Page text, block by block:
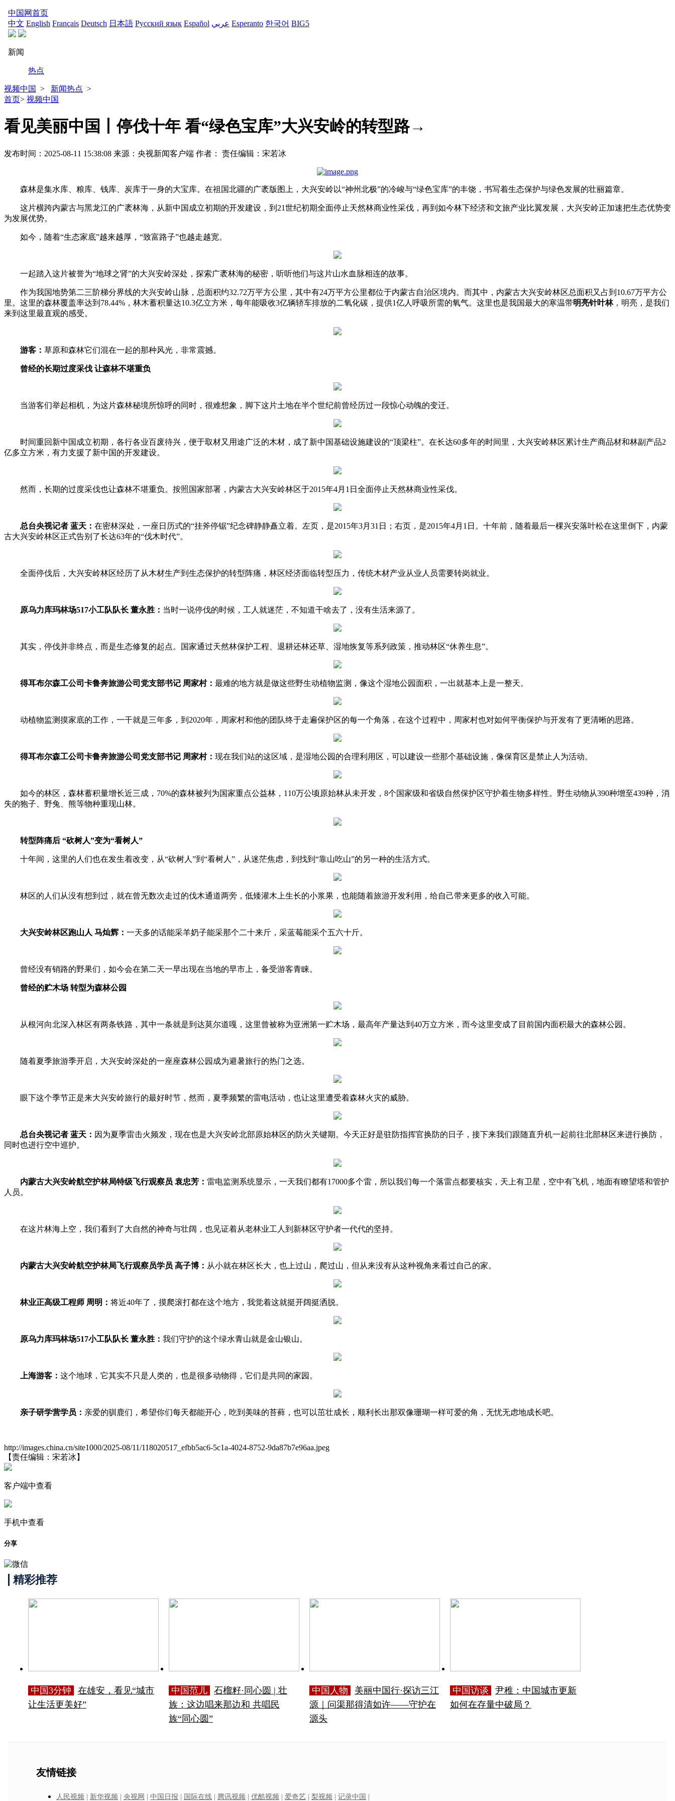
视频中国 > 新闻热点 >
首页> 视频中国
看见美丽中国丨停伐十年 看“绿色宝库”大兴安岭的转型路→
发布时间： 2025-08-11 15:38:08 来源：央视新闻客户端 作者： 责任编辑：宋若冰
森林是集水库、粮库、钱库、炭库于一身的大宝库。在祖国北疆的广袤版图上，大兴安岭以“神州北极”的冷峻与“绿色宝库”的丰饶，书写着生态保护与绿色发展的壮丽篇章。
这片横跨内蒙古与黑龙江的广袤林海，从新中国成立初期的开发建设，到21世纪初期全面停止天然林商业性采伐，再到如今林下经济和文旅产业比翼发展，大兴安岭正加速把生态优势变
为发展优势。
如今，随着“生态家底”越来越厚，“致富路子”也越走越宽。
一起踏入这片被誉为“地球之肾”的大兴安岭深处，探索广袤林海的秘密，听听他们与这片山水血脉相连的故事。
作为我国地势第二三阶梯分界线的大兴安岭山脉，总面积约32.72万平方公里，其中有24万平方公里都位于内蒙古自治区境内。而其中，内蒙古大兴安岭林区总面积又占到10.67万平方公
里。这里的森林覆盖率达到78.44%，林木蓄积量达10.3亿立方米，每年能吸收3亿辆轿车排放的二氧化碳，提供1亿人呼吸所需的氧气。这里也是我国最大的寒温带明亮针叶林，明亮，是我们
来到这里最直观的感受。
游客： 草原和森林它们混在一起的那种风光，非常震撼。
曾经的长期过度采伐 让森林不堪重负
当游客们举起相机，为这片森林秘境所惊呼的同时，很难想象，脚下这片土地在半个世纪前曾经历过一段惊心动魄的变迁。
时间重回新中国成立初期，各行各业百废待兴，便于取材又用途广泛的木材，成了新中国基础设施建设的“顶梁柱”。在长达60多年的时间里，大兴安岭林区累计生产商品材和林副产品2
亿多立方米，有力支援了新中国的开发建设。
然而，长期的过度采伐也让森林不堪重负。按照国家部署，内蒙古大兴安岭林区于2015年4月1日全面停止天然林商业性采伐。
总台央视记者 蓝天： 在密林深处，一座日历式的“挂斧停锯”纪念碑静静矗立着。左页，是2015年3月31日；右页，是2015年4月1日。十年前，随着最后一棵兴安落叶松在这里倒下，内蒙
古大兴安岭林区正式告别了长达63年的“伐木时代”。
全面停伐后，大兴安岭林区经历了从木材生产到生态保护的转型阵痛，林区经济面临转型压力，传统木材产业从业人员需要转岗就业。
原乌力库玛林场517小工队队长 董永胜： 当时一说停伐的时候，工人就迷茫，不知道干啥去了，没有生活来源了。
其实，停伐并非终点，而是生态修复的起点。国家通过天然林保护工程、退耕还林还草、湿地恢复等系列政策，推动林区“休养生息”。
得耳布尔森工公司卡鲁奔旅游公司党支部书记 周家村： 最难的地方就是做这些野生动植物监测，像这个湿地公园面积，一出就基本上是一整天。
动植物监测摸家底的工作，一干就是三年多，到2020年，周家村和他的团队终于走遍保护区的每一个角落，在这个过程中，周家村也对如何平衡保护与开发有了更清晰的思路。
得耳布尔森工公司卡鲁奔旅游公司党支部书记 周家村： 现在我们站的这区域，是湿地公园的合理利用区，可以建设一些那个基础设施，像保育区是禁止人为活动。
如今的林区，森林蓄积量增长近三成，70%的森林被列为国家重点公益林，110万公顷原始林从未开发，8个国家级和省级自然保护区守护着生物多样性。野生动物从390种增至439种，消
失的狍子、野兔、熊等物种重现山林。
转型阵痛后 “砍树人”变为“看树人”
十年间，这里的人们也在发生着改变，从“砍树人”到“看树人”，从迷茫焦虑，到找到“靠山吃山”的另一种的生活方式。
林区的人们从没有想到过，就在曾无数次走过的伐木通道两旁，低矮灌木上生长的小浆果，也能随着旅游开发利用，给自己带来更多的收入可能。
大兴安岭林区跑山人 马灿辉： 一天多的话能采羊奶子能采那个二十来斤，采蓝莓能采个五六十斤。
曾经没有销路的野果们，如今会在第二天一早出现在当地的早市上，备受游客青睐。
曾经的贮木场 转型为森林公园
从根河向北深入林区有两条铁路，其中一条就是到达莫尔道嘎，这里曾被称为亚洲第一贮木场，最高年产量达到40万立方米，而今这里变成了目前国内面积最大的森林公园。
随着夏季旅游季开启，大兴安岭深处的一座座森林公园成为避暑旅行的热门之选。
眼下这个季节正是来大兴安岭旅行的最好时节，然而，夏季频繁的雷电活动，也让这里遭受着森林火灾的威胁。
总台央视记者 蓝天： 因为夏季雷击火频发，现在也是大兴安岭北部原始林区的防火关键期。今天正好是驻防指挥官换防的日子，接下来我们跟随直升机一起前往北部林区来进行换防，
同时也进行空中巡护。
内蒙古大兴安岭航空护林局特级飞行观察员 袁忠芳： 雷电监测系统显示，一天我们都有17000多个雷，所以我们每一个落雷点都要核实，天上有卫星，空中有飞机，地面有瞭望塔和管护
人员。
在这片林海上空，我们看到了大自然的神奇与壮阔，也见证着从老林业工人到新林区守护者一代代的坚持。
内蒙古大兴安岭航空护林局飞行观察员学员 高子博： 从小就在林区长大，也上过山，爬过山，但从来没有从这种视角来看过自己的家。
林业正高级工程师 周明： 将近40年了，摸爬滚打都在这个地方，我觉着这就挺开阔挺洒脱。
原乌力库玛林场517小工队队长 董永胜： 我们守护的这个绿水青山就是金山银山。
上海游客： 这个地球，它其实不只是人类的，也是很多动物得，它们是共同的家园。
亲子研学营学员： 亲爱的驯鹿们，希望你们每天都能开心，吃到美味的苔藓，也可以茁壮成长，顺利长出那双像珊瑚一样可爱的角，无忧无虑地成长吧。
http://images.china.cn/site1000/2025-08/11/118020517_efbb5ac6-5c1a-4024-8752-9da87b7e96aa.jpeg
【责任编辑：宋若冰】
客户端中查看
手机中查看
分享